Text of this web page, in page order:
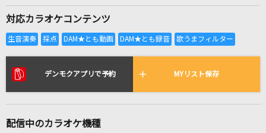
全国りれき
リアルタイムで歌われている曲の一覧
対応カラオケコンテンツ
デンモクアプリで予約 MYリスト保存
配信中のカラオケ機種